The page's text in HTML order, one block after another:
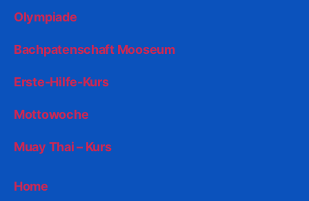
Olympiade
Bachpatenschaft Mooseum
Erste-Hilfe-Kurs
Mottowoche
Muay Thai – Kurs
Home